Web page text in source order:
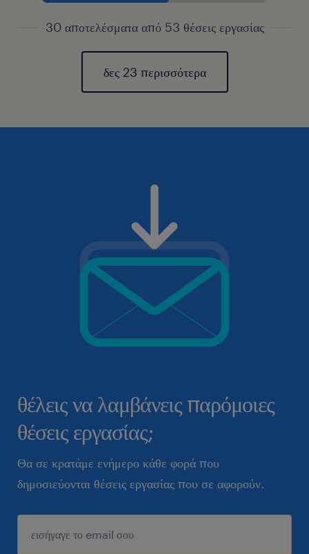
30 αποτελέσματα από 53 θέσεις εργασίας
δες 23 περισσότερα
θέλεις να λαμβάνεις παρόμοιες
θέσεις εργασίας;
Θα σε κρατάμε ενήμερο κάθε φορά που
δημοσιεύονται θέσεις εργασίας που σε αφορούν.